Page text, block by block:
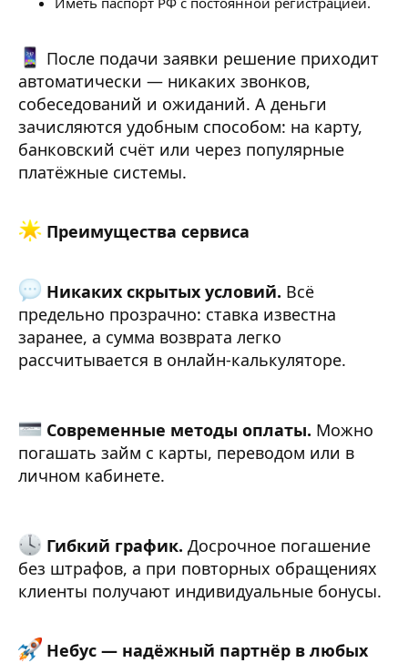
После подачи заявки решение приходит
автоматически — никаких звонков,
собеседований и ожиданий. А деньги
зачисляются удобным способом: на карту,
банковский счёт или через популярные
платёжные системы.
Преимущества сервиса
Никаких скрытых условий. Всё
предельно прозрачно: ставка известна
заранее, а сумма возврата легко
рассчитывается в онлайн-калькуляторе.
Современные методы оплаты. Можно
погашать займ с карты, переводом или в
личном кабинете.
Гибкий график. Досрочное погашение
без штрафов, а при повторных обращениях
клиенты получают индивидуальные бонусы.
Небус — надёжный партнёр в любых